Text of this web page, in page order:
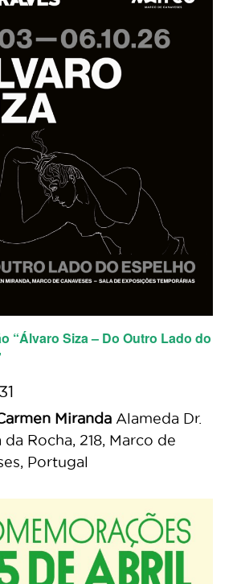
de
Eventos
“Álvaro Siza – Do Outro Lado do
Miranda Alameda Dr.
da Rocha, 218, Marco de
Portugal